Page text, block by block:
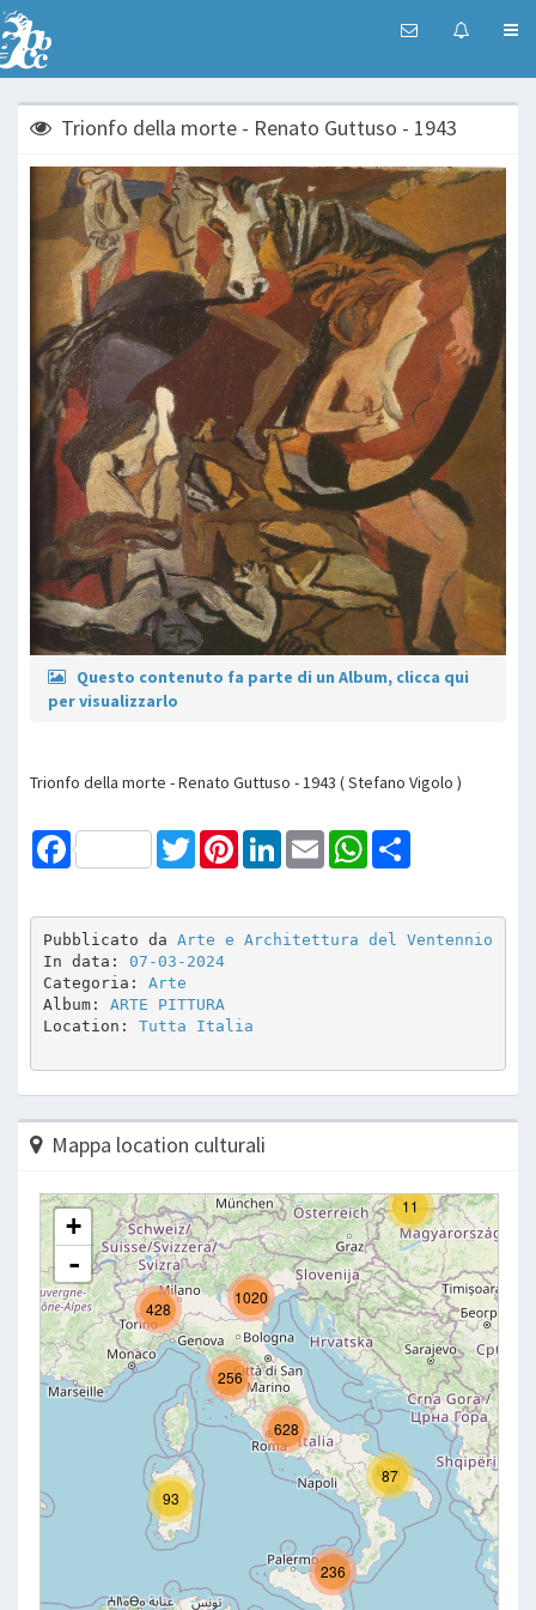
Trionfo della morte - Renato Guttuso - 1943
Questo contenuto fa parte di un Album, clicca qui
per visualizzarlo
Trionfo della morte - Renato Guttuso - 1943 ( Stefano Vigolo )
Facebook TwitterPinterestLinkedInEmail WhatsApp
Pubblicato da Arte e Architettura del Ventennio
In data: 07-03-2024
Categoria: Arte
Album: ARTE PITTURA
Location: Tutta Italia
Mappa location culturali